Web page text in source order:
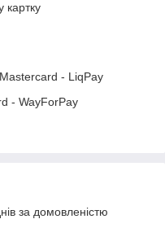
картку
- LiqPay
- WayForPay
за домовленістю